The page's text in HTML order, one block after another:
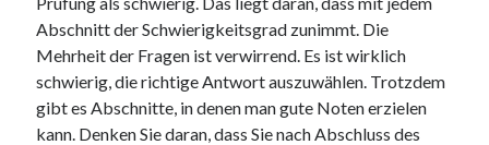
Abschnitt der Schwierigkeitsgrad zunimmt. Die
Mehrheit der Fragen ist verwirrend. Es ist wirklich
schwierig, die richtige Antwort auszuwählen. Trotzdem
gibt es Abschnitte, in denen man gute Noten erzielen
kann. Denken Sie daran, dass Sie nach Abschluss des